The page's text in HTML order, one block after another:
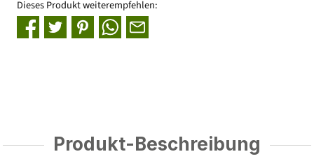
Dieses Produkt weiterempfehlen:
Produkt-Beschreibung